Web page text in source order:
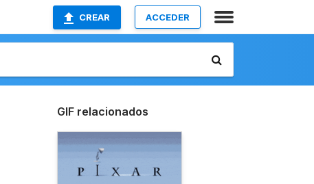
CREAR ACCEDER
GIF relacionados